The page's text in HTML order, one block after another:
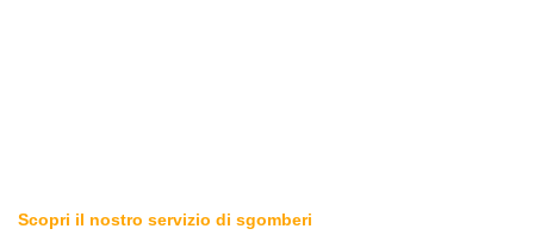
Scopri il nostro servizio di sgomberi